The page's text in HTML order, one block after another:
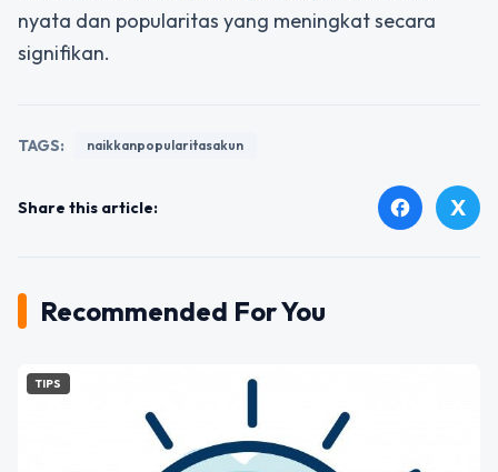
nyata dan popularitas yang meningkat secara
signifikan.
TAGS: naikkanpopularitasakun
Share this article: facebook X
Recommended For You
TIPS